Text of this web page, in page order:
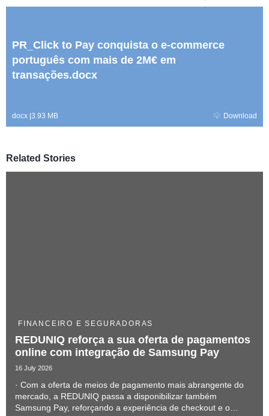
PR_Click to Pay conquista o e-commerce
português com mais de 2M€ em
transações.docx
docx 3.93 MB Download
Related Stories
FINANCEIRO E SEGURADORAS
REDUNIQ reforça a sua oferta de pagamentos
online com integração de Samsung Pay
16 July 2026
· Com a oferta de meios de pagamento mais abrangente do
mercado, a REDUNIQ passa a disponibilizar também
Samsung Pay, reforçando a experiência de checkout e o